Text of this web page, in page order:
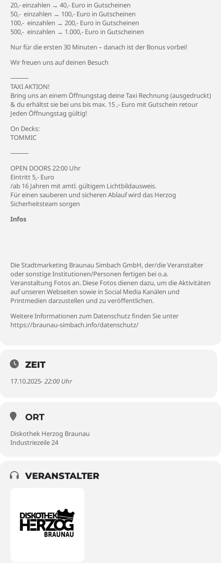
20,- einzahlen → 40,- Euro in Gutscheinen
50,- einzahlen → 100,- Euro in Gutscheinen
100,- einzahlen → 200,- Euro in Gutscheinen
500,- einzahlen → 1.000,- Euro in Gutscheinen
Nur für die ersten 30 Minuten – danach ist der Bonus vorbei!
Wir freuen uns auf deinen Besuch
⸻
TAXI AKTION!
Bring uns an einem Öffnungstag deine Taxi Rechnung (ausgedruckt)
& du erhältst sie bei uns bis max. 15 ,- Euro mit Gutschein retour
Jeden Öffnungstag gültig!
On Decks:
TOMMIC
⸻
OPEN DOORS 22:00 Uhr
Eintritt 5,- Euro
/ab 16 Jahren mit amtl. gültigem Lichtbildausweis.
Für einen sauberen und sicheren Ablauf wird das Herzog
Sicherheitsteam sorgen
Infos
Die Stadtmarketing Braunau Simbach GmbH, der/die Veranstalter
oder sonstige Institutionen/Personen fertigen bei o.a.
Veranstaltung Fotos an. Diese Fotos dienen dazu, um die Aktivitäten
auf unseren Webseiten sowie in Social Media Kanälen und
Printmedien darzustellen und zu veröffentlichen.
Weitere Informationen zum Datenschutz finden Sie unter
https://braunau-simbach.info/datenschutz/
ZEIT
17.10.2025- 22:00 Uhr
ORT
Diskothek Herzog Braunau
Industriezeile 24
VERANSTALTER